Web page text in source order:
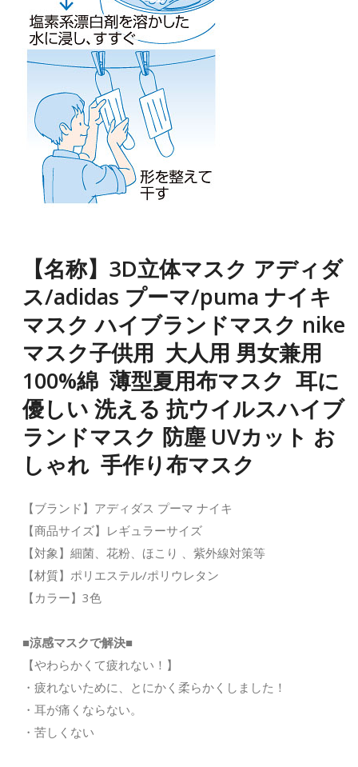
【名称】3D立体マスク アディダ
ス/adidas プーマ/puma ナイキ
マスク ハイブランドマスク nike
マスク子供用 大人用 男女兼用
100%綿 薄型夏用布マスク 耳に
優しい 洗える 抗ウイルスハイブ
ランドマスク 防塵 UVカット お
しゃれ 手作り布マスク
【ブランド】アディダス プーマ ナイキ
【商品サイズ】レギュラーサイズ
【対象】細菌、花粉、ほこり 、紫外線対策等
【材質】ポリエステル/ポリウレタン
【カラー】3色
■涼感マスクで解決■
【やわらかくて疲れない！】
・疲れないために、とにかく柔らかくしました！
・耳が痛くならない。
・苦しくない